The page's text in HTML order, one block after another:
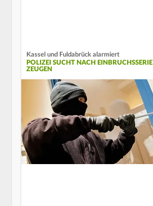
Kassel und Fuldabrück alarmiert
POLIZEI SUCHT NACH EINBRUCHSSERIE
ZEUGEN